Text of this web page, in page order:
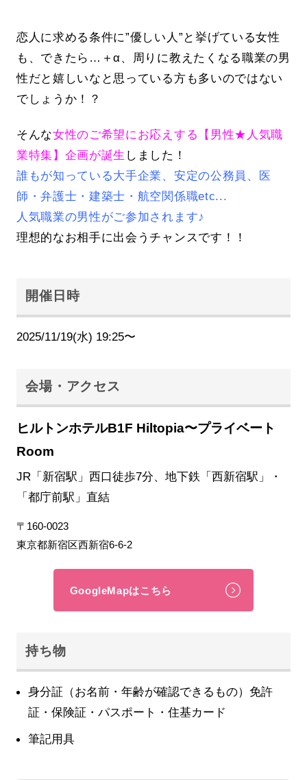
恋人に求める条件に”優しい人”と挙げている女性
も、できたら…＋α、周りに教えたくなる職業の男
性だと嬉しいなと思っている方も多いのではない
でしょうか！？
そんな女性のご希望にお応えする【男性★人気職
業特集】企画が誕生 しました！
誰もが知っている大手企業、安定の公務員、医
師・弁護士・建築士・航空関係職etc...
人気職業の男性がご参加されます♪
理想的なお相手に出会うチャンスです！！
開催日時
2025/11/19(水) 19:25〜
会場・アクセス
ヒルトンホテルB1F Hiltopia〜プライベート
Room
JR「新宿駅」西口徒歩7分、地下鉄「西新宿駅」・
「都庁前駅」直結
〒160-0023
東京都新宿区西新宿6-6-2
GoogleMapはこちら
持ち物
身分証（お名前・年齢が確認できるもの）免許
証・保険証・パスポート・住基カード
筆記用具